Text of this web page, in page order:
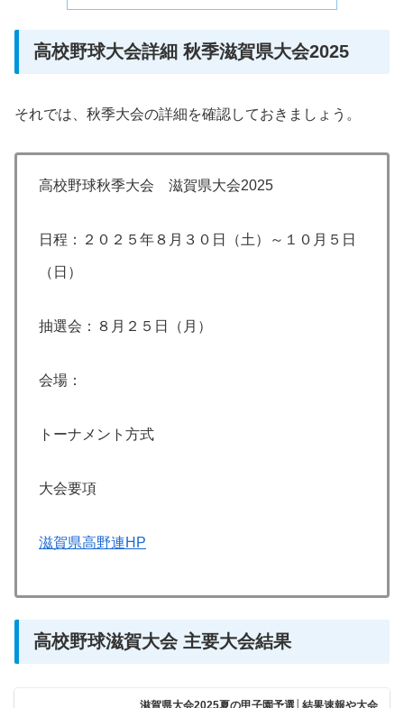
高校野球大会詳細 秋季滋賀県大会2025
それでは、秋季大会の詳細を確認しておきましょう。
高校野球秋季大会 滋賀県大会2025
日程：２０２５年８月３０日（土）～１０月５日
（日）
抽選会：８月２５日（月）
会場：
トーナメント方式
大会要項
滋賀県高野連HP
高校野球滋賀大会 主要大会結果
滋賀県大会2025夏の甲子園予選│結果速報や大会